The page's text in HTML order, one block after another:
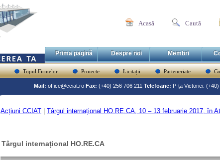
Acasă Caută
Prima pagină Despre noi Membri
Topul Firmelor Proiecte Licitații Parteneriate
Mail: office@cciat.ro Fax: (+40) 256 706 211 Telefoane: P-ța Victoriei:
Acțiuni CCIAT Târgul internațional HO.RE.CA, 10 – 13 februarie 2017, în
Târgul internațional HO.RE.CA